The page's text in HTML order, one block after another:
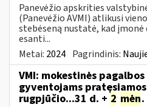
Panevėžio apskrities
(Panevėžio AVMI) atlikusi
stebėseną nustatė, kad įmonė
esanti...
Metai: 2024 Pagrindinis:
VMI: mokestinės
gyventojams
rugpjūčio...31 d. + 2 mėn.